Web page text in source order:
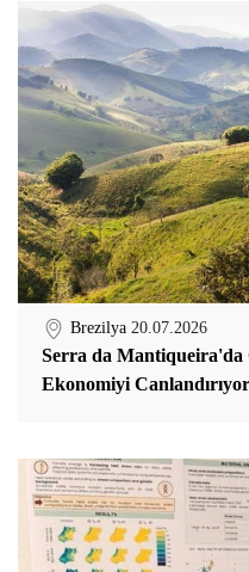
Brezilya 20.07.2026
Serra da Mantiqueira'da
Ekonomiyi Canlandırıyor